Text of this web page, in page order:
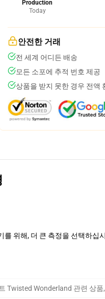
Production
Today
안전한 거래
전 세계 어디든 배송
모든 소포에 추적 번호 제공
상품을 받지 못한 경우 전액
위해, 더 큰 측정을 선택하십
Twisted Wonderland 관련 상품,